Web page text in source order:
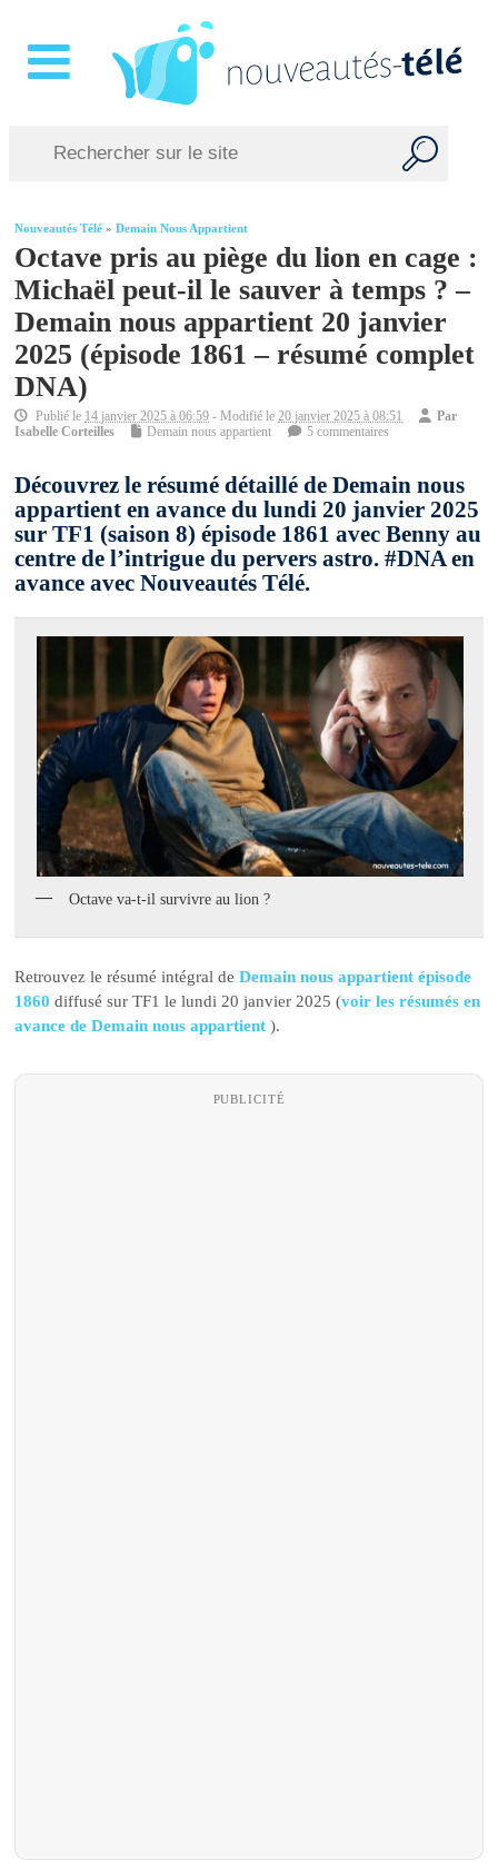
Nouveautés Télé »Demain Nous Appartient
Octave pris au piège du lion en cage :
Michaël peut-il le sauver à temps ? –
Demain nous appartient 20 janvier
2025 (épisode 1861 – résumé complet
DNA)
Publié le 14 janvier 2025 à 06:59 - Modifié le20 janvier 2025 à 08:51
Par
Isabelle Corteilles
Demain nous appartient 5 commentaires
Découvrez le résumé détaillé de Demain nous
appartient en avance du lundi 20 janvier 2025
sur TF1 (saison 8) épisode 1861 avec Benny au
centre de l’intrigue du pervers astro. #DNA en
avance avec Nouveautés Télé.
Octave va-t-il survivre au lion ?
Retrouvez le résumé intégral deDemain nous appartient épisode
1860 diffusé sur TF1 le lundi 20 janvier 2025 (voir les résumés en
avance de Demain nous appartient).
PUBLICITÉ